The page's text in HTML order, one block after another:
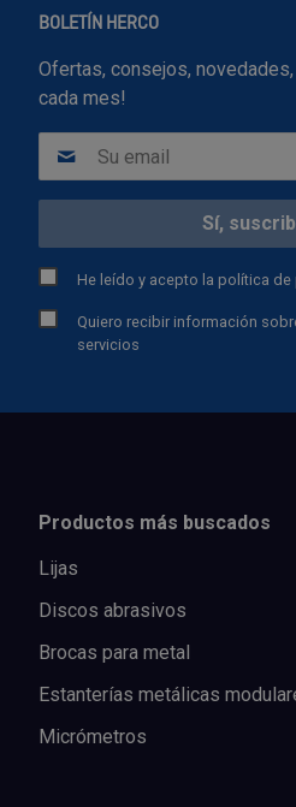
BOLETÍN HERCO
Ofertas, consejos,
cada mes!
He leído y acepto la política de
Quiero recibir información
servicios
Productos más buscados
Lijas
Discos abrasivos
Brocas para metal
Estanterías metálicas
Micrómetros